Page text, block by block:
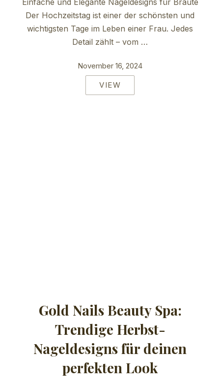
Einfache und Elegante Nageldesigns für Bräute
Der Hochzeitstag ist einer der schönsten und
wichtigsten Tage im Leben einer Frau. Jedes
Detail zählt – vom …
November 16, 2024
VIEW
Gold Nails Beauty Spa:
Trendige Herbst-
Nageldesigns für deinen
perfekten Look
PREVIOUS